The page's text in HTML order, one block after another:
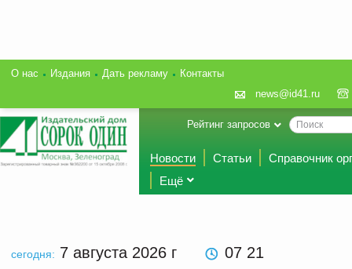
О нас Издания Дать рекламу
Контакты
news@id41.ru
Рейтинг запросов
Новости Статьи
Справочник
Ещё
сегодня: 7 августа 2026 г 07 21